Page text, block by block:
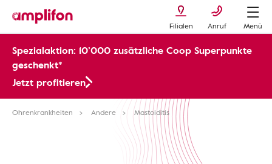
Filialen Anruf Menü
Spezialaktion: 10’000 zusätzliche Coop Superpunkte
geschenkt*
Jetzt profitieren
Ohrenkrankheiten Andere Mastoiditis